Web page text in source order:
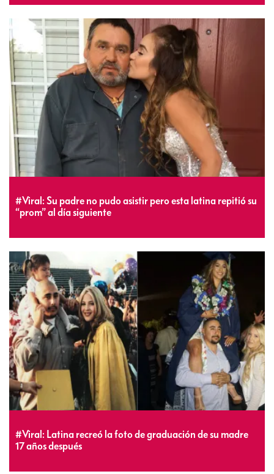
#Viral: Su padre no pudo asistir pero esta latina repitió su
“prom” al día siguiente
#Viral: Latina recreó la foto de graduación de su madre
17 años después